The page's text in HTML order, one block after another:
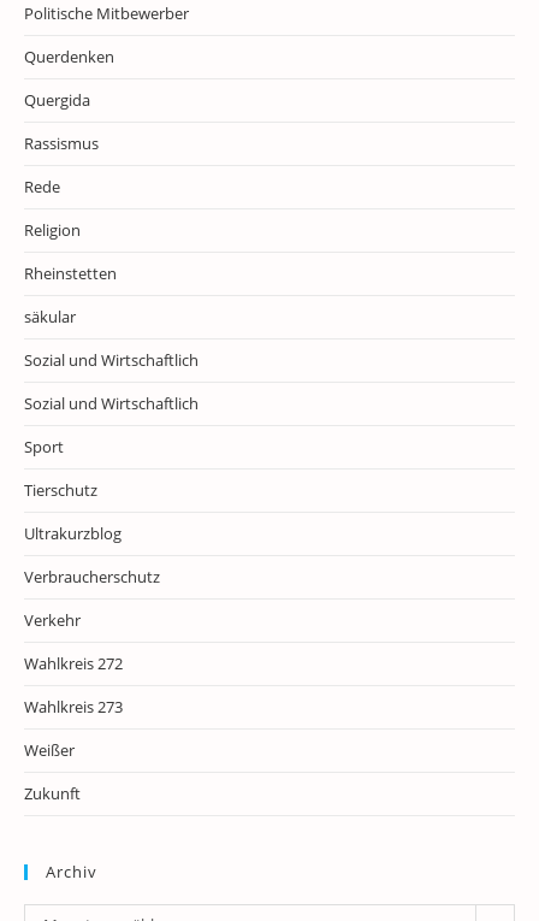
Politische Mitbewerber
Querdenken
Quergida
Rassismus
Rede
Religion
Rheinstetten
säkular
Sozial und Wirtschaftlich
Sozial und Wirtschaftlich
Sport
Tierschutz
Ultrakurzblog
Verbraucherschutz
Verkehr
Wahlkreis 272
Wahlkreis 273
Weißer
Zukunft
Archiv